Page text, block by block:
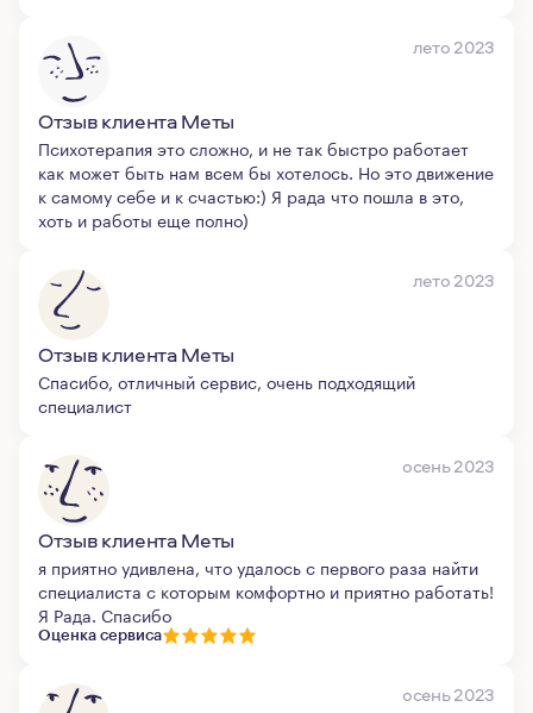
лето 2023
Отзыв клиента Меты
Психотерапия это сложно, и не так быстро работает
как может быть нам всем бы хотелось. Но это движение
к самому себе и к счастью:) Я рада что пошла в это,
хоть и работы еще полно)
лето 2023
Отзыв клиента Меты
Спасибо, отличный сервис, очень подходящий
специалист
осень 2023
Отзыв клиента Меты
я приятно удивлена, что удалось с первого раза найти
специалиста с которым комфортно и приятно работать!
Я Рада. Спасибо
Оценка сервиса
осень 2023